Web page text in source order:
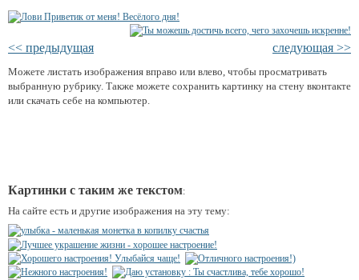
<< предыдущая следующая >>
Можете листать изображения вправо или влево, чтобы просматривать
выбранную рубрику. Также можете сохранить картинку на стену вконтакте
или скачать себе на компьютер.
Картинки с таким же текстом:
На сайте есть и другие изображения на эту тему: